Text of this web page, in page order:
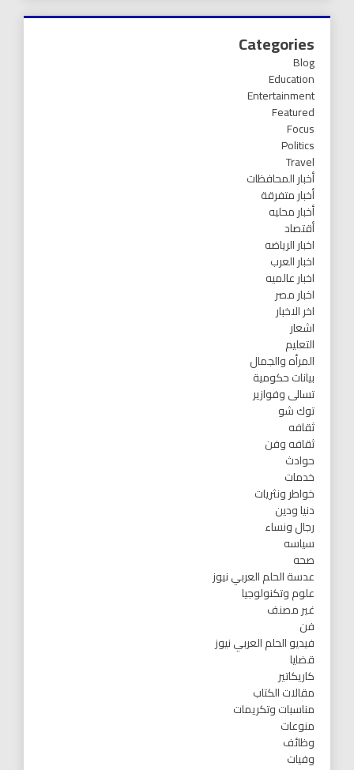
Categories
Blog
Education
Entertainment
Featured
Focus
Politics
Travel
أخبار المحافظات
أخبار متفرقة
أخبار محليه
أقتصاد
اخبار الرياضه
اخبار العرب
اخبار عالميه
اخبار مصر
اخر الاخبار
اشعار
التعليم
المرأه والجمال
بيانات حكومية
تسالى وفوازير
توك شو
ثقافه
ثقافه وفن
حوادث
خدمات
خواطر ونثريات
دنيا ودين
رجال ونساء
سياسه
صحه
عدسة الحلم العربي نيوز
علوم وتكنولوجيا
غير مصنف
فن
فيديو الحلم العربي نيوز
قضايا
كاريكاتير
مقالات الكتاب
مناسبات وتكريمات
منوعات
وظائف
وفيات